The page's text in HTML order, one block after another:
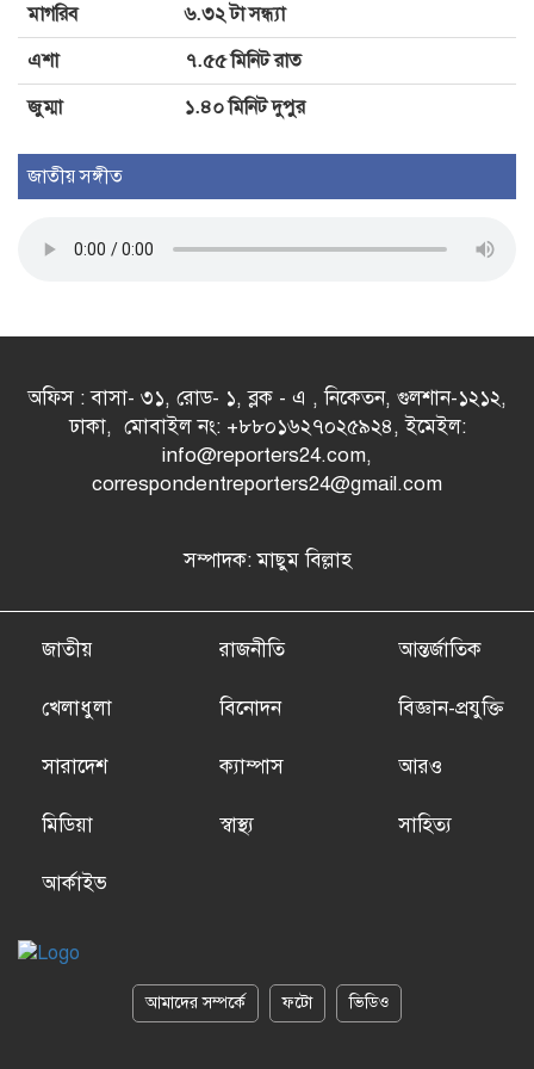
মাগরিব
৬.৩২ টা সন্ধ্যা
এশা
৭.৫৫ মিনিট রাত
জুম্মা
১.৪০ মিনিট দুপুর
জাতীয় সঙ্গীত
অফিস : বাসা- ৩১, রোড- ১, ব্লক - এ , নিকেতন, গুলশান-১২১২,
ঢাকা, মোবাইল নং: +৮৮০১৬২৭০২৫৯২৪, ইমেইল:
info@reporters24.com,
correspondentreporters24@gmail.com
সম্পাদক: মাছুম বিল্লাহ
জাতীয় রাজনীতি আন্তর্জাতিক
খেলাধুলা বিনোদন বিজ্ঞান-প্রযুক্তি
সারাদেশ ক্যাম্পাস আরও
মিডিয়া স্বাস্থ্য সাহিত্য
আর্কাইভ
আমাদের সম্পর্কে ফটো ভিডিও